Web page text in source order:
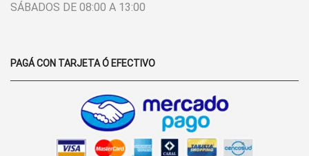
SÁBADOS DE 08:00 A 13:00
PAGÁ CON TARJETA Ó EFECTIVO